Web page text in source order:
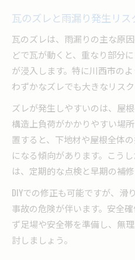
瓦のズレと雨漏り発生リス
瓦のズレは、雨漏りの主な原
どで瓦が動くと、重なり部分
が浸入します。特に川西市の
わずかなズレでも大きなリスク
ズレが発生しやすいのは、屋
構造上負荷がかかりやすい場
置すると、下地材や屋根全体
になる傾向があります。こう
は、定期的な点検と早期の補修
DIYでの修正も可能ですが、滑
事故の危険が伴います。安全
ず足場や安全帯を準備し、無
討しましょう。